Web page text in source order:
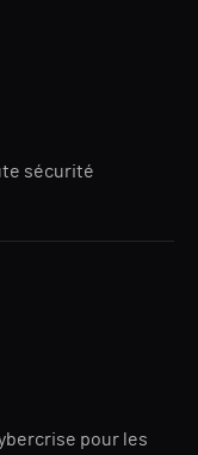
sécurité
pour les